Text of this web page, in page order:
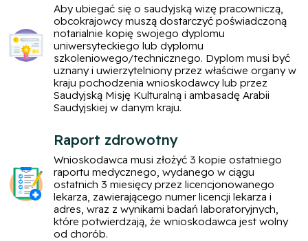
Aby ubiegać się o saudyjską wizę pracowniczą,
obcokrajowcy muszą dostarczyć poświadczoną
notarialnie kopię swojego dyplomu
uniwersyteckiego lub dyplomu
szkoleniowego/technicznego. Dyplom musi być
uznany i uwierzytelniony przez właściwe organy w
kraju pochodzenia wnioskodawcy lub przez
Saudyjską Misję Kulturalną i ambasadę Arabii
Saudyjskiej w danym kraju.
Raport zdrowotny
Wnioskodawca musi złożyć 3 kopie ostatniego
raportu medycznego, wydanego w ciągu
ostatnich 3 miesięcy przez licencjonowanego
lekarza, zawierającego numer licencji lekarza i
adres, wraz z wynikami badań laboratoryjnych,
które potwierdzają, że wnioskodawca jest wolny
od chorób.